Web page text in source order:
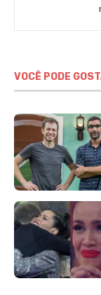
VOCÊ PODE